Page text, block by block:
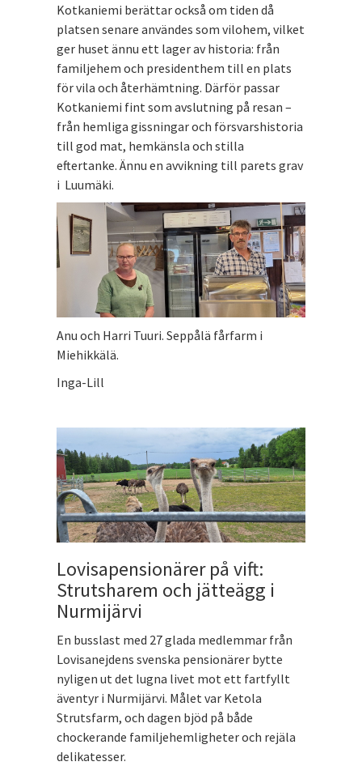
Kotkaniemi berättar också om tiden då
platsen senare användes som vilohem, vilket
ger huset ännu ett lager av historia: från
familjehem och presidenthem till en plats
för vila och återhämtning. Därför passar
Kotkaniemi fint som avslutning på resan –
från hemliga gissningar och försvarshistoria
till god mat, hemkänsla och stilla
eftertanke. Ännu en avvikning till parets grav
i Luumäki.
Anu och Harri Tuuri. Seppålä fårfarm i
Miehikkälä.
Inga-Lill
Lovisapensionärer på vift:
Strutsharem och jätteägg i
Nurmijärvi
En busslast med 27 glada medlemmar från
Lovisanejdens svenska pensionärer bytte
nyligen ut det lugna livet mot ett fartfyllt
äventyr i Nurmijärvi. Målet var Ketola
Strutsfarm, och dagen bjöd på både
chockerande familjehemligheter och rejäla
delikatesser.